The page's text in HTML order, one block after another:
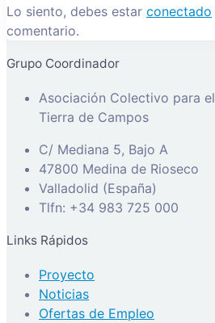
Lo siento, debes estar conectado
comentario.
Grupo Coordinador
Asociación Colectivo para
Tierra de Campos
C/ Mediana 5, Bajo A
47800 Medina de Rioseco
Valladolid (España)
Tlfn: +34 983 725 000
Links Rápidos
Proyecto
Noticias
Ofertas de Empleo